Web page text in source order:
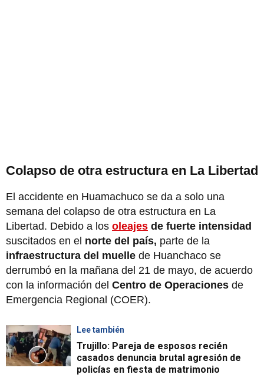
Colapso de otra estructura en La Libertad
El accidente en Huamachuco se da a solo una
semana del colapso de otra estructura en La
Libertad. Debido a los oleajes de fuerte intensidad
suscitados en el norte del país, parte de la
infraestructura del muelle de Huanchaco se
derrumbó en la mañana del 21 de mayo, de acuerdo
con la información del Centro de Operaciones de
Emergencia Regional (COER).
Lee también
Trujillo: Pareja de esposos recién
casados denuncia brutal agresión de
policías en fiesta de matrimonio